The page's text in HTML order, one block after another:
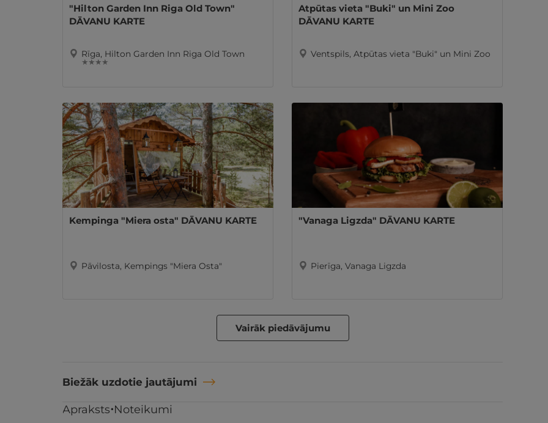
"Hilton Garden Inn Riga Old Town"
DĀVANU KARTE
Rīga, Hilton Garden Inn Riga Old Town
★ ★ ★ ★
Atpūtas vieta "Buki" un Mini Zoo
DĀVANU KARTE
Ventspils, Atpūtas vieta "Buki" un Mini Zoo
Kempinga "Miera osta" DĀVANU KARTE
Pāvilosta, Kempings "Miera Osta"
"Vanaga Ligzda" DĀVANU KARTE
Pierīga, Vanaga Ligzda
Vairāk piedāvājumu
Biežāk uzdotie jautājumi
Apraksts Noteikumi